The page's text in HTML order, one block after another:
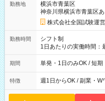
例】 ・河合塾模擬試験
×8時間＝日収10,400円
円の場合あり ・国家試
円（役割手当＋100円）×6
間】試用期間なし
勤務地
横浜市青葉区
神奈川県横浜市青葉区
株式会社全国試験運
勤務時間
シフト制
1日あたりの実働時間
間は 試験により異な
期間 単発・1日のみOK / 短期
特徴 週1日からOK / 副業・